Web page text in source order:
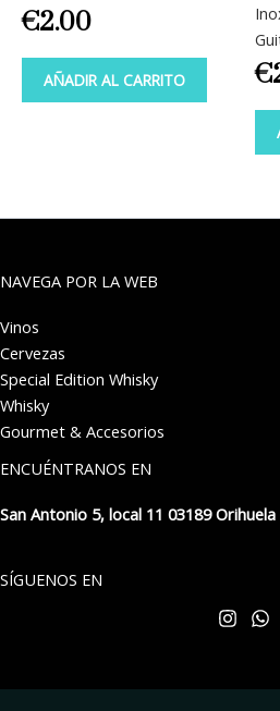
€2.00
AÑADIR AL CARRITO €
NAVEGA POR LA WEB
Vinos
Cervezas
Special Edition Whisky
Whisky
Gourmet & Accesorios
ENCUÉNTRANOS EN
San Antonio 5, local 11 03189
SÍGUENOS EN